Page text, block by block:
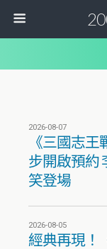
2026-08-07
《三國志
步開啟預約
笑登場
2026-08-05
經典再現！